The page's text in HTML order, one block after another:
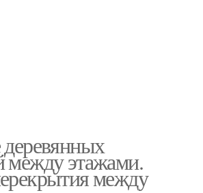
между этажами.
между